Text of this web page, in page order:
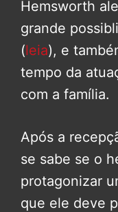
Hemsworth
grande
(leia), e
tempo da
com a família.
Após a
se sabe se o
protagonizar
que ele deve